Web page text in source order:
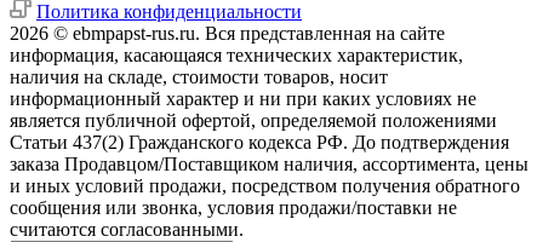
Политика конфиденциальности
2026 © ebmpapst-rus.ru. Вся представленная на сайте
информация, касающаяся технических характеристик,
наличия на складе, стоимости товаров, носит
информационный характер и ни при каких условиях не
является публичной офертой, определяемой положениями
Статьи 437(2) Гражданского кодекса РФ. До подтверждения
заказа Продавцом/Поставщиком наличия, ассортимента, цены
и иных условий продажи, посредством получения обратного
сообщения или звонка, условия продажи/поставки не
считаются согласованными.